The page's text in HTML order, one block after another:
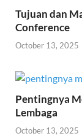
Tujuan dan
Conference
October 13, 2025
Pentingnya
Lembaga
October 13, 2025